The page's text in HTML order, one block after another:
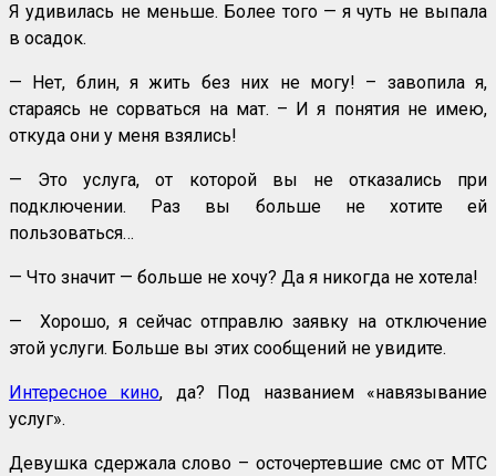
Я удивилась не меньше. Более того — я чуть не выпала
в осадок.
— Нет, блин, я жить без них не могу! – завопила я,
стараясь не сорваться на мат. – И я понятия не имею,
откуда они у меня взялись!
— Это услуга, от которой вы не отказались при
подключении. Раз вы больше не хотите ей
пользоваться…
— Что значит — больше не хочу? Да я никогда не хотела!
— Хорошо, я сейчас отправлю заявку на отключение
этой услуги. Больше вы этих сообщений не увидите.
Интересное кино, да? Под названием «навязывание
услуг».
Девушка сдержала слово – осточертевшие смс от МТС